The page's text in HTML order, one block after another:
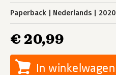
Paperback Nederlands 2020
€ 20,99
In winkelwagen